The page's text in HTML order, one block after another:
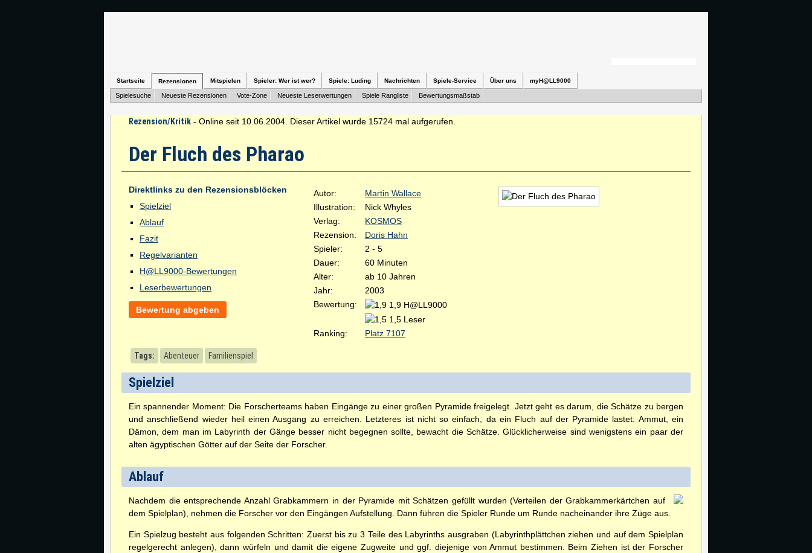
Startseite Rezensionen Mitspielen Spieler: Wer ist wer? Spiele: Luding Nachrichten Spiele-Service Über uns myH@LL9000
Spielesuche Neueste Rezensionen Vote-Zone Neueste Leserwertungen Spiele Rangliste Bewertungsmaßstab
Rezension/Kritik - Online seit 10.06.2004. Dieser Artikel wurde 15724 mal aufgerufen.
Der Fluch des Pharao
Direktlinks zu den Rezensionsblöcken
Spielziel
Ablauf
Fazit
Regelvarianten
H@LL9000-Bewertungen
Leserbewertungen
Bewertung abgeben
Autor:
Martin Wallace
Illustration:
Nick Whyles
Verlag:
KOSMOS
Rezension:
Doris Hahn
Spieler:
2 - 5
Dauer:
60 Minuten
Alter:
ab 10 Jahren
Jahr:
2003
Bewertung:
1,9 H@LL9000
1,5 Leser
Ranking:
Platz 7107
Tags: Abenteuer Familienspiel
Spielziel
Ein spannender Moment: Die Forscherteams haben Eingänge zu einer großen Pyramide freigelegt. Jetzt geht es darum, die Schätze zu bergen
und anschließend wieder heil einen Ausgang zu erreichen. Letzteres ist nicht so einfach, da ein Fluch auf der Pyramide lastet: Ammut, ein
Dämon, dem man im Labyrinth der Gänge besser nicht begegnen sollte, bewacht die Schätze. Glücklicherweise sind wenigstens ein paar der
alten ägyptischen Götter auf der Seite der Forscher.
Ablauf
Nachdem die entsprechende Anzahl Grabkammern in der Pyramide mit Schätzen gefüllt wurden (Verteilen der Grabkammerkärtchen auf
dem Spielplan), nehmen die Forscher vor den Eingängen Aufstellung. Dann führen die Spieler Runde um Runde nacheinander ihre Züge aus.
Ein Spielzug besteht aus folgenden Schritten: Zuerst bis zu 3 Teile des Labyrinths ausgraben (Labyrinthplättchen ziehen und auf dem Spielplan
regelgerecht anlegen), dann würfeln und damit die eigene Zugweite und ggf. diejenige von Ammut bestimmen. Beim Ziehen ist der Forscher